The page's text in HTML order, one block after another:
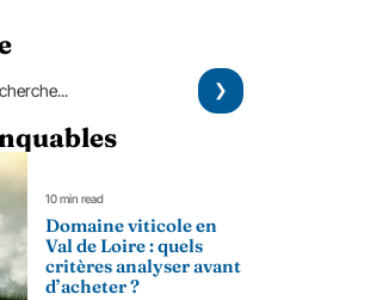
10 min read
Domaine viticole en
Val de Loire : quels
critères analyser avant
d’acheter ?